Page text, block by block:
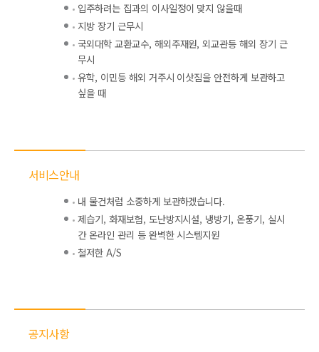
입주하려는 집과의 이사일정이 맞지 않을때
지방 장기 근무시
국외대학 교환교수, 해외주재원, 외교관등 해외 장기 근
무시
유학, 이민등 해외 거주시 이삿짐을 안전하게 보관하고
싶을 때
서비스안내
내 물건처럼 소중하게 보관하겠습니다.
제습기, 화재보험, 도난방지시설, 냉방기, 온풍기, 실시
간 온라인 관리 등 완벽한 시스템지원
철저한 A/S
공지사항